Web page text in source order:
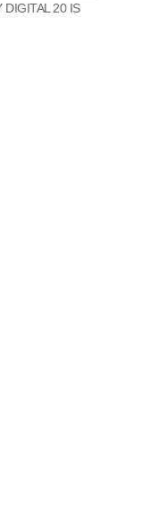
DIGITAL 20 IS